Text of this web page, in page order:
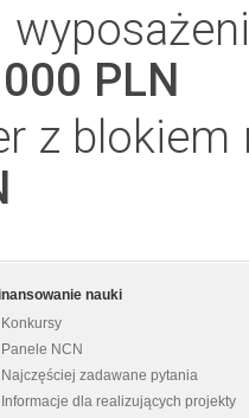
PLN
z blokiem
nauki
Konkursy
Panele NCN
Najczęściej zadawane pytania
Informacje dla realizujących projekty